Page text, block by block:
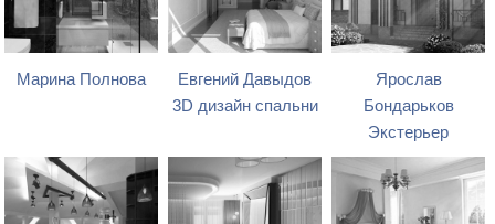
Марина Полнова
Евгений Давыдов
3D дизайн спальни
Ярослав
Бондарьков
Экстерьер